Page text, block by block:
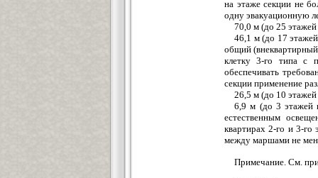
на этаже секции не
одну эвакуационную
70,0 м (до 25
46,1 м (до 17
общий
клетку 3-го типа с
обеспечивать
секции применение
26,5 м (до 10
6,9 м (до 3 этажей
естественным
квартирах 2-го и 3-го
между маршами не
Примечание. См.